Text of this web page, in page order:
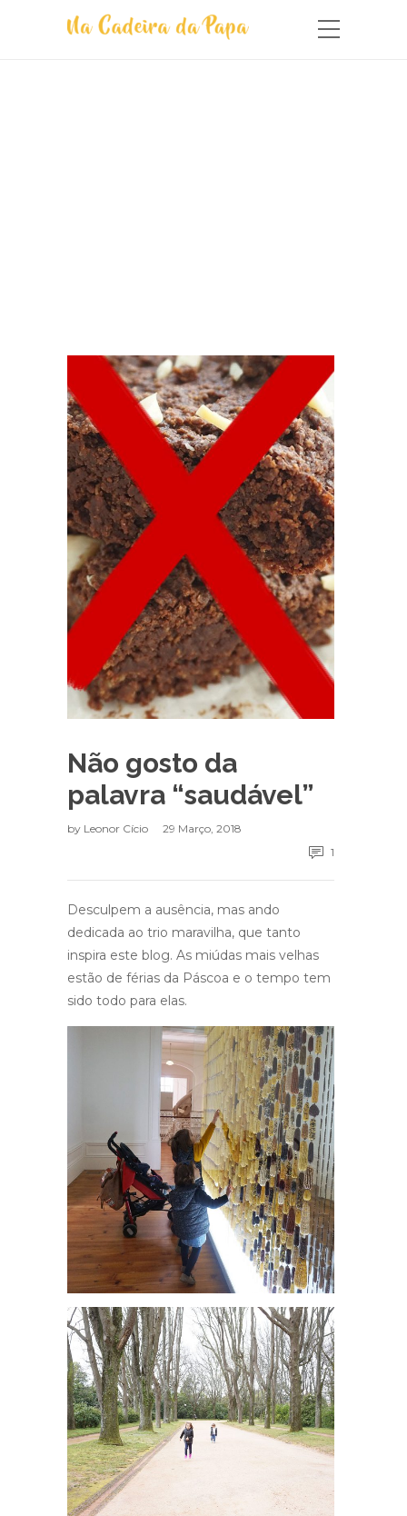
Não gosto da
palavra “saudável”
by Leonor Cício
29 Março, 2018
1
Desculpem a ausência, mas ando
dedicada ao trio maravilha, que tanto
inspira este blog. As miúdas mais velhas
estão de férias da Páscoa e o tempo tem
sido todo para elas.